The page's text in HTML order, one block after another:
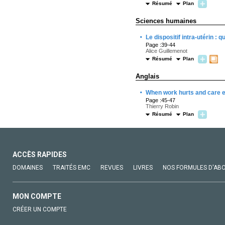
Résumé Plan
Sciences humaines
· Le dispositif intra-utérin :
Page :39-44
Alice Guillemenot
Résumé Plan
Anglais
· When work hurts and care
Page :45-47
Thierry Robin
Résumé Plan
ACCÈS RAPIDES
DOMAINES TRAITÉS EMC REVUES LIVRES NOS FORMULES
MON COMPTE
CRÉER UN COMPTE